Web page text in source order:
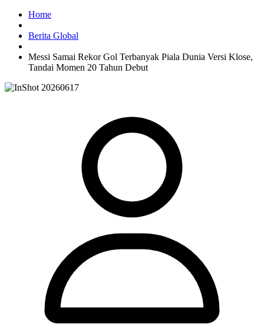
Home
Berita Global
Messi Samai Rekor Gol Terbanyak Piala Dunia Versi Klose,
Tandai Momen 20 Tahun Debut